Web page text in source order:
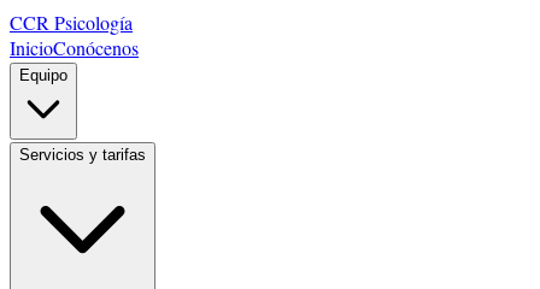
CCR Psicología
InicioConócenos
Equipo
Servicios y tarifas